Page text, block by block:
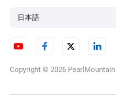
ール
ウェビナーをシ
日本語
Copyright © 2026 PearlMountain